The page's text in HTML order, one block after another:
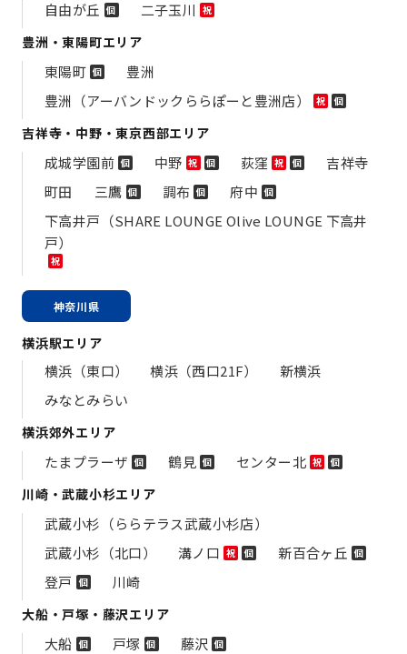
自由が丘 個 二子玉川 祝
豊洲・東陽町エリア
東陽町 個
豊洲
豊洲（アーバンドックららぽーと豊洲店）
祝 個
吉祥寺・中野・東京西部エリア
成城学園前 個 中野 祝 個 荻窪 祝 個
吉祥寺
町田
三鷹 個 調布 個 府中 個
下高井戸（SHARE LOUNGE Olive LOUNGE 下高井
戸）
祝
神奈川県
横浜駅エリア
横浜（東口） 横浜（西口21F）
新横浜
みなとみらい
横浜郊外エリア
たまプラーザ 個 鶴見 個 センター北 祝 個
川崎・武蔵小杉エリア
武蔵小杉（ららテラス武蔵小杉店）
武蔵小杉（北口）
溝ノ口 祝 個 新百合ヶ丘 個
登戸 個 川崎
大船・戸塚・藤沢エリア
大船 個 戸塚 個 藤沢 個